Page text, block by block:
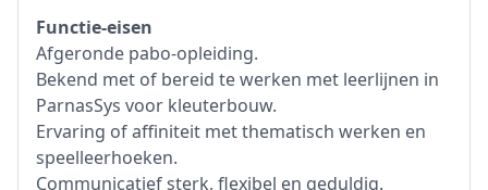
Functie-eisen
Afgeronde pabo-opleiding.
Bekend met of bereid te werken met leerlijnen in
ParnasSys voor kleuterbouw.
Ervaring of affiniteit met thematisch werken en
speelleerhoeken.
Communicatief sterk, flexibel en geduldig.